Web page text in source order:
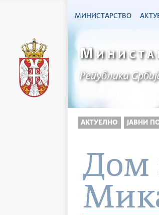
МИНИСТАРСТВО
М
Република
АКТУЕЛНО ЈАВНИ
Дом